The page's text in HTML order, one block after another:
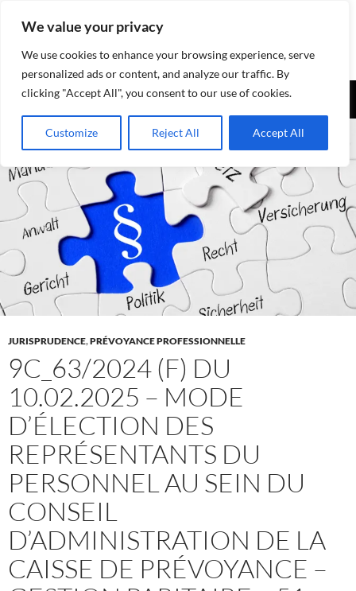
We value your privacy
We use cookies to enhance your browsing experience, serve
personalized ads or content, and analyze our traffic. By
clicking "Accept All", you consent to our use of cookies.
Customize Reject All Accept All
Assurances-sociales.info
Recherche
JURISPRUDENCE,PRÉVOYANCE PROFESSIONNELLE
9C_63/2024 (F) DU
10.02.2025 – MODE
D’ÉLECTION DES
REPRÉSENTANTS DU
PERSONNEL AU SEIN DU
CONSEIL
D’ADMINISTRATION DE LA
CAISSE DE PRÉVOYANCE –